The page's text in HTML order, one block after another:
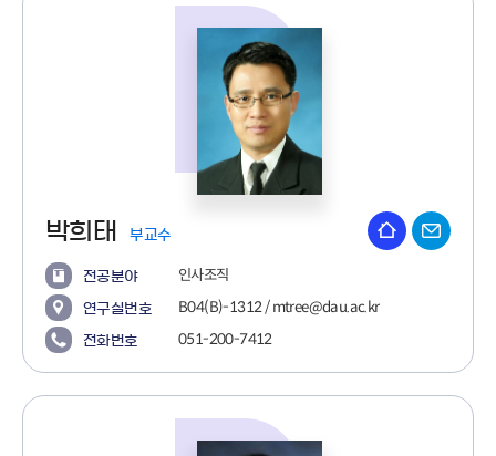
박희태 부교수
전공분야 인사조직
연구실번호 B04(B)-1312 / mtree@dau.ac.kr
전화번호 051-200-7412